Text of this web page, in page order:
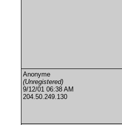
Anonyme
(Unregistered)
9/12/01 06:38 AM
204.50.249.130